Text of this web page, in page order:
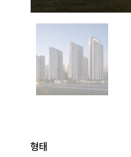
형태